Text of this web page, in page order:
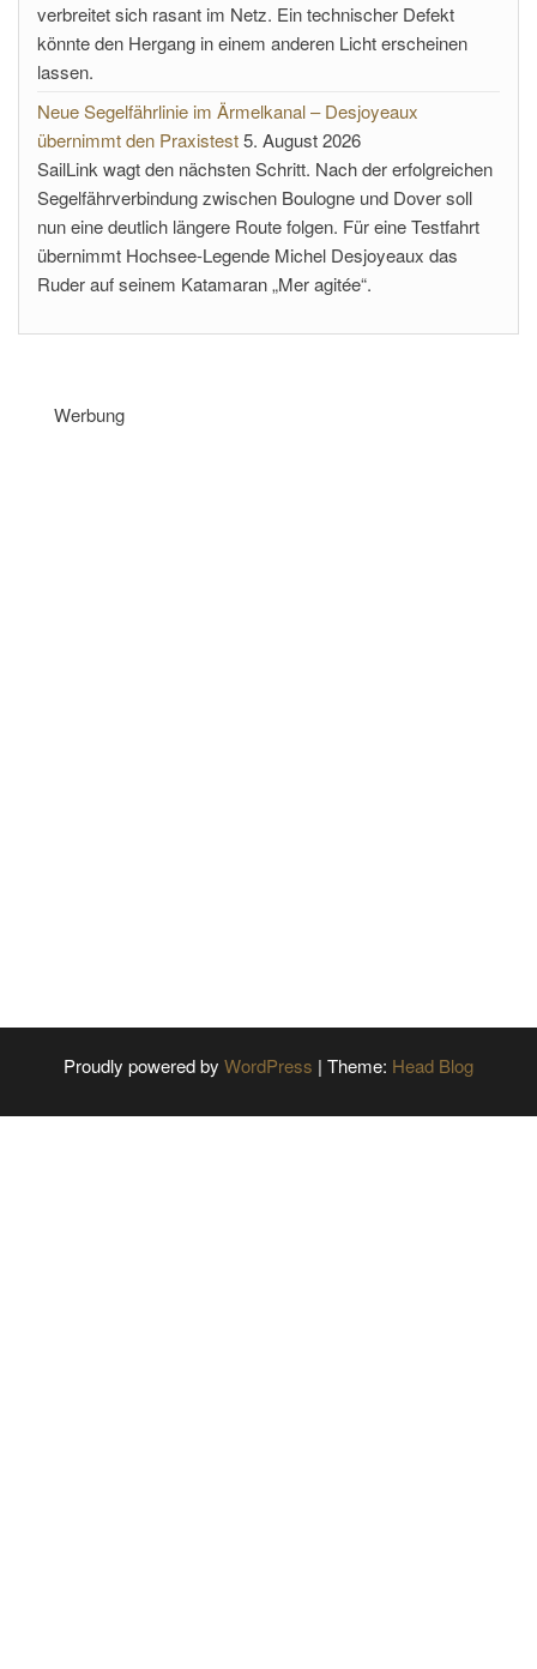
verbreitet sich rasant im Netz. Ein technischer Defekt
könnte den Hergang in einem anderen Licht erscheinen
lassen.
Neue Segelfährlinie im Ärmelkanal – Desjoyeaux
übernimmt den Praxistest5. August 2026
SailLink wagt den nächsten Schritt. Nach der erfolgreichen
Segelfährverbindung zwischen Boulogne und Dover soll
nun eine deutlich längere Route folgen. Für eine Testfahrt
übernimmt Hochsee-Legende Michel Desjoyeaux das
Ruder auf seinem Katamaran „Mer agitée“.
Werbung
Proudly powered by WordPress | Theme: Head Blog